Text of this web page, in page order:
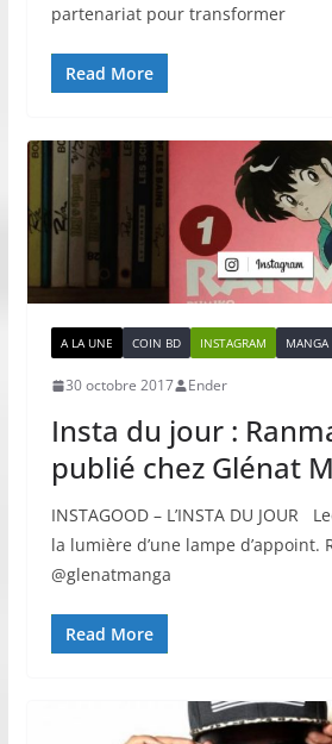
partenariat pour transformer
Read More
A LA UNE COIN BD INSTAGRAM MANGA
30 octobre 2017 Ender
Insta du jour :
publié chez Glénat
INSTAGOOD – L’INSTA DU JOUR
la lumière d’une lampe d’appoint.
@glenatmanga
Read More